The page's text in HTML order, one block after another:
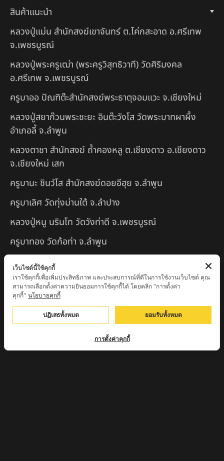
สินค้าแนะนำ
หลวงปู่แม่น สำนักสงฆ์เขาจันทร์ ต.โค่กสะอาด อ.ศรีเทพ
จ.เพชรบูรณ์
หลวงปู่พระครูเฒ่า (พระครูวิสุทธิวาที) วัดศิริมงคล
อ.ศรีเทพ จ.เพชรบูรณ์
ครูบาออ ปัณฑิต๊ะสำนักสงฆ์พระธาตุจอมแวะ จ.เชียงใหม่
หลวงปู่สยาก๊วนพระชะยะ อินต๊ะวังโส วัดพระบาทผาผึ้ง
อำเภอลี้ จ.ลำพูน
หลวงตาชา สำนักสงฆ์ ถ้ำคองหลู ต.เชียงดาว อ.เชียงดาว
จ.เชียงใหม่ เสก
ครูบานะ ชินวํโส สำนักสงฆ์ดอยอีฮุย จ.ลำพูน
ครูบาเลิศ วัดทุ่งม่านใต้ จ.ลำปาง
หลวงปู่หนู นรินโท วัดวังท่าดี จ.เพชรบูรณ์
ครูบาทอง วัดก้อท่า จ.ลำพูน
ครูบาตุ๊เจ้าปู่หว่าหลิ่ง วิระทะโย วัดเวฬุวัน อ.เชียงดาว
จ.เชียงใหม่
ครูบาศรี สุจิตโต บ้านสบก๋ง จ.ลำปาง
หลวงปู่รินทร์ กลฺยาโณ วัดเนินโบสถ์ จ.เพชรบูรณ์
ครูบาเซี๊ยะ นารายณ์แปลงรูป วัดวังตะเคียนทอง
เว็บไซต์นี้ใช้คุกกี้
เราใช้คุกกี้เพื่อเพิ่มประสิทธิภาพ และประสบการณ์ที่ดีในการใช้งานเว็บไซต์ คุณ
สามารถเลือกตั้งค่าความยินยอมการใช้คุกกี้ได้ โดยคลิก "การตั้งค่า
คุกกี้" นโยบายคุกกี้
ปฏิเสธทั้งหมด ยอมรับทั้งหมด
การตั้งค่าคุกกี้